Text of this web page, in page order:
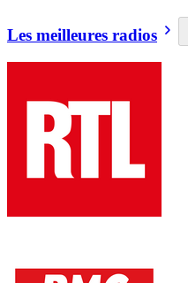
Les meilleures radios